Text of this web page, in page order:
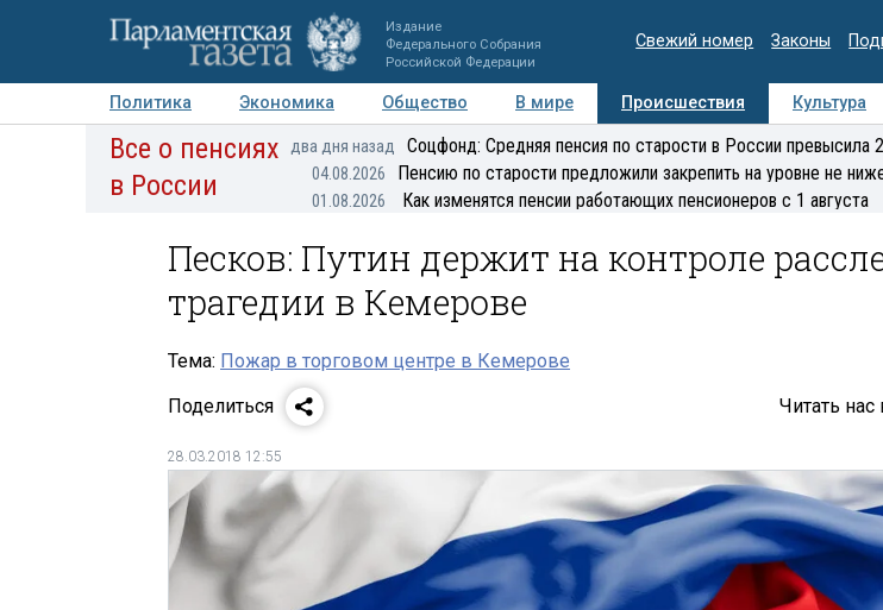
Издание
Федерального Собрания
Российской Федерации
Свежий номер Законы
Политика Экономика Общество В мире Происшествия Культура
Авторы Персоны Мнения Регионы Медиацентр Интервью
Все о пенсиях
в России
два дня назад Соцфонд: Средняя пенсия по старости в России превысила
04.08.2026 Пенсию по старости предложили закрепить на уровне не
01.08.2026 Как изменятся пенсии работающих пенсионеров с 1 августа
Песков: Путин держит на контроле
трагедии в Кемерове
Тема: Пожар в торговом центре в Кемерове
Поделиться
Читать нас
28.03.2018 12:55